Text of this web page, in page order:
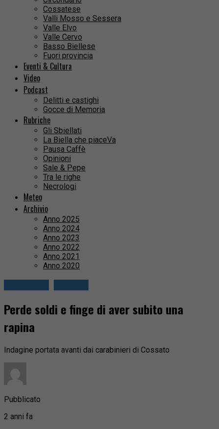
Cossatese
Valli Mosso e Sessera
Valle Elvo
Valle Cervo
Basso Biellese
Fuori provincia
Eventi & Cultura
Video
Podcast
Delitti e castighi
Gocce di Memoria
Rubriche
Gli Sbiellati
La Biella che piaceVa
Pausa Caffè
Opinioni
Sale & Pepe
Tra le righe
Necrologi
Meteo
Archivio
Anno 2025
Anno 2024
Anno 2023
Anno 2022
Anno 2021
Anno 2020
Perde soldi e finge di aver subito una
rapina
Indagine portata avanti dai carabinieri di Cossato
Pubblicato
2 anni fa